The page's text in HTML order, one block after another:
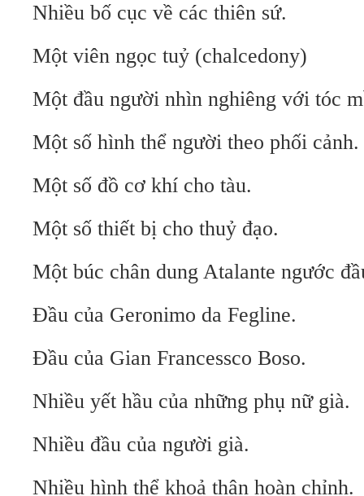
Nhiều bố cục về các thiên sứ.
Một viên ngọc tuỷ (chalcedony)
Một đầu người nhìn nghiêng với tóc
Một số hình thể người theo phối cảnh.
Một số đồ cơ khí cho tàu.
Một số thiết bị cho thuỷ đạo.
Một búc chân dung Atalante ngước
Đầu của Geronimo da Fegline.
Đầu của Gian Francessco Boso.
Nhiều yết hầu của những phụ nữ già.
Nhiều đầu của người già.
Nhiều hình thể khoả thân hoàn chỉnh.